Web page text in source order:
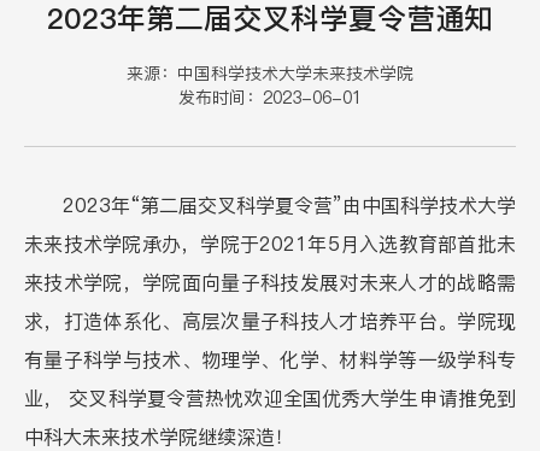
2023年第二届交叉科学夏令营通知
来源：中国科学技术大学未来技术学院
发布时间：2023-06-01
2023年“第二届交叉科学夏令营”由中国科学技术大学
未来技术学院承办，学院于2021年5月入选教育部首批未
来技术学院，学院面向量子科技发展对未来人才的战略需
求，打造体系化、高层次量子科技人才培养平台。学院现
有量子科学与技术、物理学、化学、材料学等一级学科专
业， 交叉科学夏令营热忱欢迎全国优秀大学生申请推免到
中科大未来技术学院继续深造！